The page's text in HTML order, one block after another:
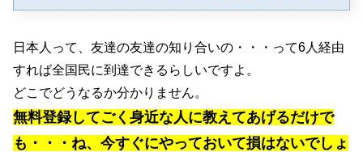
日本人って、友達の友達の知り合いの・・・って6人経由
すれば全国民に到達できるらしいですよ。
どこでどうなるか分かりません。
無料登録してごく身近な人に教えてあげるだけで
も・・・ね、今すぐにやっておいて損はないでしょ